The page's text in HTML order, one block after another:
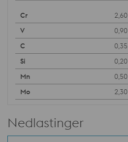
2,60
0,90
0,35
0,20
0,50
2,30
Nedlastinger